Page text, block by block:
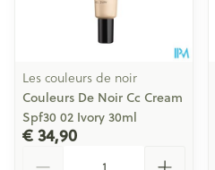
Les couleurs de noir
Couleurs De Noir Cc Cream
Spf30 02 Ivory 30ml
€ 34,90